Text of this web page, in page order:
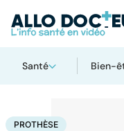
Santé Bien-
AccueilSanté Maladies
PROTHÈSE